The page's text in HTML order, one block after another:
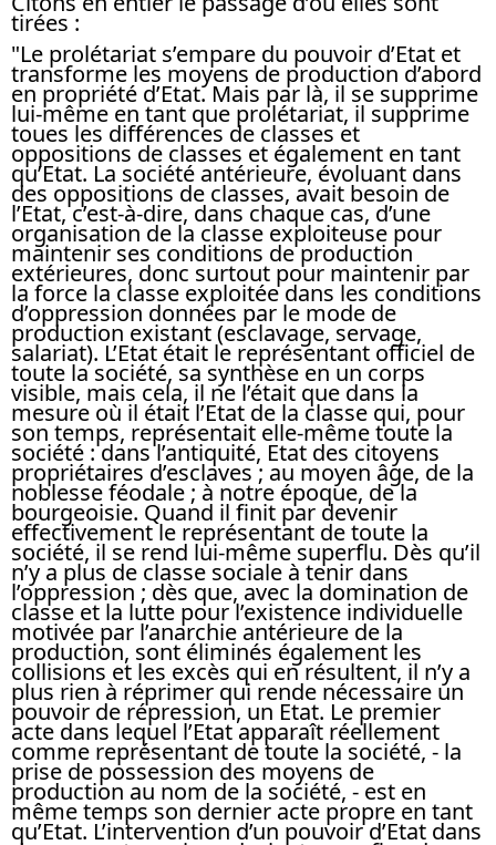
tirées :
"Le prolétariat s’empare du pouvoir d’Etat et
transforme les moyens de production d’abord
en propriété d’Etat. Mais par là, il se supprime
lui-même en tant que prolétariat, il supprime
toues les différences de classes et
oppositions de classes et également en tant
qu’Etat. La société antérieure, évoluant dans
des oppositions de classes, avait besoin de
l’Etat, c’est-à-dire, dans chaque cas, d’une
organisation de la classe exploiteuse pour
maintenir ses conditions de production
extérieures, donc surtout pour maintenir par
la force la classe exploitée dans les conditions
d’oppression données par le mode de
production existant (esclavage, servage,
salariat). L’Etat était le représentant officiel de
toute la société, sa synthèse en un corps
visible, mais cela, il ne l’était que dans la
mesure où il était l’Etat de la classe qui, pour
son temps, représentait elle-même toute la
société : dans l’antiquité, Etat des citoyens
propriétaires d’esclaves ; au moyen âge, de la
noblesse féodale ; à notre époque, de la
bourgeoisie. Quand il finit par devenir
effectivement le représentant de toute la
société, il se rend lui-même superflu. Dès qu’il
n’y a plus de classe sociale à tenir dans
l’oppression ; dès que, avec la domination de
classe et la lutte pour l’existence individuelle
motivée par l’anarchie antérieure de la
production, sont éliminés également les
collisions et les excès qui en résultent, il n’y a
plus rien à réprimer qui rende nécessaire un
pouvoir de répression, un Etat. Le premier
acte dans lequel l’Etat apparaît réellement
comme représentant de toute la société, - la
prise de possession des moyens de
production au nom de la société, - est en
même temps son dernier acte propre en tant
qu’Etat. L’intervention d’un pouvoir d’Etat dans